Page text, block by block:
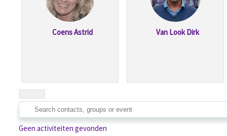
Coens Astrid Van Look Dirk
Geen activiteiten gevonden